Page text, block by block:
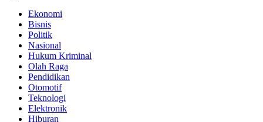
Ekonomi
Bisnis
Politik
Nasional
Hukum Kriminal
Olah Raga
Pendidikan
Otomotif
Teknologi
Elektronik
Hiburan